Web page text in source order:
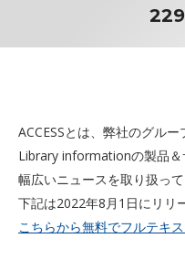
ACCESSとは、弊社のグル
Library informationの製品＆
幅広いニュースを取り扱っ
下記は2022年8月1日にリリ
こちらから無料でフルテキ